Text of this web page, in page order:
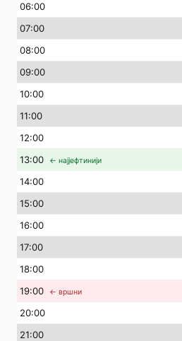
06:00
07:00
08:00
09:00
10:00
11:00
12:00
13:00 ← најјефтинији
14:00
15:00
16:00
17:00
18:00
19:00 ← вршни
20:00
21:00